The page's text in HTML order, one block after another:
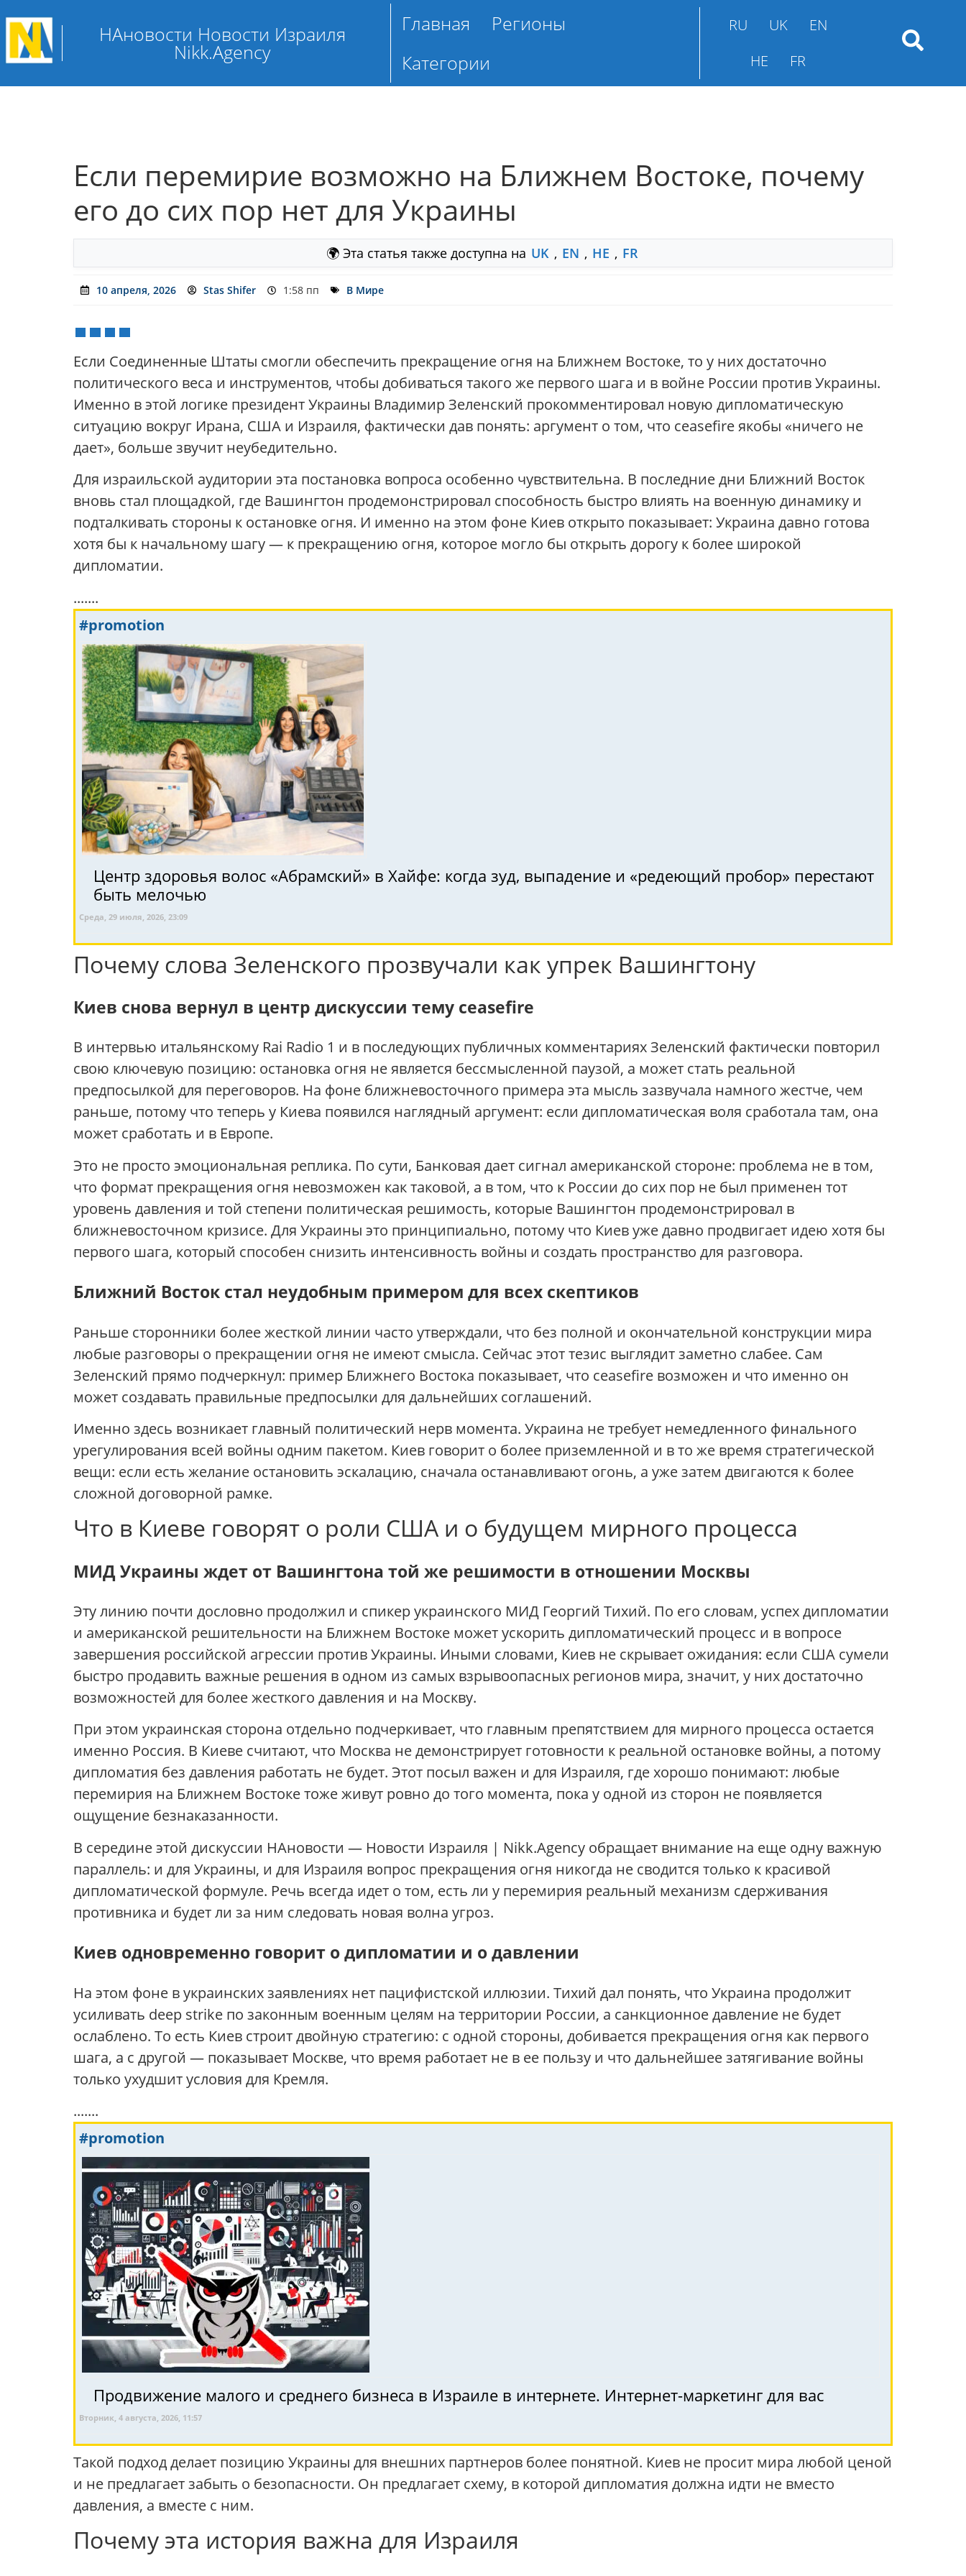
НАновости Новости Израиля
Nikk.Agency
Главная
Регионы
Категории
RU UK
EN
HE
FR
Если перемирие возможно на Ближнем Востоке, почему
его до сих пор нет для Украины
🌍 Эта статья также доступна на UK , EN , HE , FR
10 апреля, 2026 Stas Shifer 1:58 пп В Мире
Если Соединенные Штаты смогли обеспечить прекращение огня на Ближнем Востоке, то у них достаточно
политического веса и инструментов, чтобы добиваться такого же первого шага и в войне России против Украины.
Именно в этой логике президент Украины Владимир Зеленский прокомментировал новую дипломатическую
ситуацию вокруг Ирана, США и Израиля, фактически дав понять: аргумент о том, что ceasefire якобы «ничего не
дает», больше звучит неубедительно.
Для израильской аудитории эта постановка вопроса особенно чувствительна. В последние дни Ближний Восток
вновь стал площадкой, где Вашингтон продемонстрировал способность быстро влиять на военную динамику и
подталкивать стороны к остановке огня. И именно на этом фоне Киев открыто показывает: Украина давно готова
хотя бы к начальному шагу — к прекращению огня, которое могло бы открыть дорогу к более широкой
дипломатии.
.......
#promotion
Центр здоровья волос «Абрaмский» в Хайфе: когда зуд, выпадение и «редеющий пробор» перестают
быть мелочью
Среда, 29 июля, 2026, 23:09
Почему слова Зеленского прозвучали как упрек Вашингтону
Киев снова вернул в центр дискуссии тему ceasefire
В интервью итальянскому Rai Radio 1 и в последующих публичных комментариях Зеленский фактически повторил
свою ключевую позицию: остановка огня не является бессмысленной паузой, а может стать реальной
предпосылкой для переговоров. На фоне ближневосточного примера эта мысль зазвучала намного жестче, чем
раньше, потому что теперь у Киева появился наглядный аргумент: если дипломатическая воля сработала там, она
может сработать и в Европе.
Это не просто эмоциональная реплика. По сути, Банковая дает сигнал американской стороне: проблема не в том,
что формат прекращения огня невозможен как таковой, а в том, что к России до сих пор не был применен тот
уровень давления и той степени политическая решимость, которые Вашингтон продемонстрировал в
ближневосточном кризисе. Для Украины это принципиально, потому что Киев уже давно продвигает идею хотя бы
первого шага, который способен снизить интенсивность войны и создать пространство для разговора.
Ближний Восток стал неудобным примером для всех скептиков
Раньше сторонники более жесткой линии часто утверждали, что без полной и окончательной конструкции мира
любые разговоры о прекращении огня не имеют смысла. Сейчас этот тезис выглядит заметно слабее. Сам
Зеленский прямо подчеркнул: пример Ближнего Востока показывает, что ceasefire возможен и что именно он
может создавать правильные предпосылки для дальнейших соглашений.
Именно здесь возникает главный политический нерв момента. Украина не требует немедленного финального
урегулирования всей войны одним пакетом. Киев говорит о более приземленной и в то же время стратегической
вещи: если есть желание остановить эскалацию, сначала останавливают огонь, а уже затем двигаются к более
сложной договорной рамке.
Что в Киеве говорят о роли США и о будущем мирного процесса
МИД Украины ждет от Вашингтона той же решимости в отношении Москвы
Эту линию почти дословно продолжил и спикер украинского МИД Георгий Тихий. По его словам, успех дипломатии
и американской решительности на Ближнем Востоке может ускорить дипломатический процесс и в вопросе
завершения российской агрессии против Украины. Иными словами, Киев не скрывает ожидания: если США сумели
быстро продавить важные решения в одном из самых взрывоопасных регионов мира, значит, у них достаточно
возможностей для более жесткого давления и на Москву.
При этом украинская сторона отдельно подчеркивает, что главным препятствием для мирного процесса остается
именно Россия. В Киеве считают, что Москва не демонстрирует готовности к реальной остановке войны, а потому
дипломатия без давления работать не будет. Этот посыл важен и для Израиля, где хорошо понимают: любые
перемирия на Ближнем Востоке тоже живут ровно до того момента, пока у одной из сторон не появляется
ощущение безнаказанности.
В середине этой дискуссии НАновости — Новости Израиля | Nikk.Agency обращает внимание на еще одну важную
параллель: и для Украины, и для Израиля вопрос прекращения огня никогда не сводится только к красивой
дипломатической формуле. Речь всегда идет о том, есть ли у перемирия реальный механизм сдерживания
противника и будет ли за ним следовать новая волна угроз.
Киев одновременно говорит о дипломатии и о давлении
На этом фоне в украинских заявлениях нет пацифистской иллюзии. Тихий дал понять, что Украина продолжит
усиливать deep strike по законным военным целям на территории России, а санкционное давление не будет
ослаблено. То есть Киев строит двойную стратегию: с одной стороны, добивается прекращения огня как первого
шага, а с другой — показывает Москве, что время работает не в ее пользу и что дальнейшее затягивание войны
только ухудшит условия для Кремля.
.......
#promotion
Продвижение малого и среднего бизнеса в Израиле в интернете. Интернет-маркетинг для вас
Вторник, 4 августа, 2026, 11:57
Такой подход делает позицию Украины для внешних партнеров более понятной. Киев не просит мира любой ценой
и не предлагает забыть о безопасности. Он предлагает схему, в которой дипломатия должна идти не вместо
давления, а вместе с ним.
Почему эта история важна для Израиля